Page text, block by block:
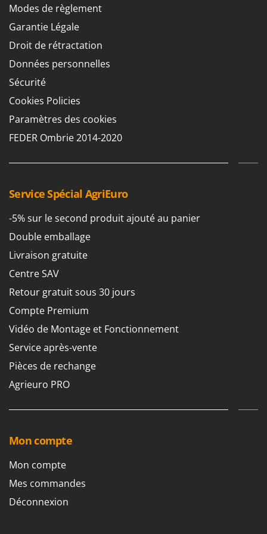
Groupes électrogènes
Gyrobroyeurs à lame pour tracteur
H
Haches - Cognées et Hachettes
Hachoirs à viande
Herses à Dents
Herses Rotatives
L
Lames niveleuses pour tracteur
Lieuses électriques pour vignes
M
Machines à pâtes
Machines pour la transformation des fruits
Machines sous vide
Motobineuses
Motoculteurs
Motofaucheuses
Motopompes pour irrigation
Moulins à céréales électriques
Nettoyeurs haute pression
Nettoyeurs tapis, moquettes et tapisseries
P
Peignes vibreurs et Secoueurs à olives
E
EcoFlow
Edilmark
Effeuno
Einhell
Elegen
Energy Gruppi
Enotecnica Pillan
Eurosystems
F
FAC
Fama Industrie
Famag
Famur
FARMER
FBC
Ferrari Group
Ferroni
Ferrua
FIAC
FINI
Fiskars
Flymo
Fontana Forni
Modes de règlement
Garantie Légale
Droit de rétractation
Données personnelles
Sécurité
Cookies Policies
Paramètres des cookies
FEDER Ombrie 2014-2020
Service Spécial AgriEuro
-5% sur le second produit ajouté au panier
Double emballage
Livraison gratuite
Centre SAV
Retour gratuit sous 30 jours
Compte Premium
Vidéo de Montage et Fonctionnement
Service après-vente
Pièces de rechange
Agrieuro PRO
Mon compte
Mon compte
Mes commandes
Déconnexion